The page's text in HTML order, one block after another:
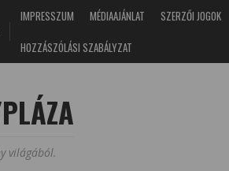
IMPRESSZUM MÉDIAAJÁNLAT SZERZŐI JOGOK
HOZZÁSZÓLÁSI SZABÁLYZAT
világából.